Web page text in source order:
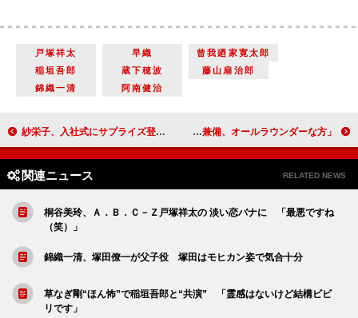
戸塚祥太 早織
曾我廼家寛太郎
稲垣吾郎
蔵下穂波
藤山扇治郎
錦織一清
阿南健治
紗栄子、入社式にサプライズ登場 「笑顔を絶やさずに毎日楽しんで」 大島優子、鶴瓶師匠に影響を受けた 「才色兼備、オールラウンダーな方」
関連ニュース RELATED NEWS
桐谷美玲、Ａ．Ｂ．Ｃ－Ｚ戸塚祥太の 淡い恋バナに 「最悪ですね
（笑）」
錦織一清、塚田僚一が父子役 塚田はモヒカン姿で気合十分
草なぎ剛“ほん怖”で稲垣吾郎と“共演” 「霊感はないけど結構ビビ
リです」